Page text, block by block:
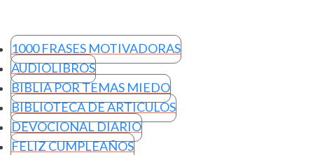
1000 FRASES MOTIVADORAS
AUDIOLIBROS
BIBLIA POR TEMAS MIEDO
BIBLIOTECA DE ARTICULOS
DEVOCIONAL DIARIO
FELIZ CUMPLEAÑOS